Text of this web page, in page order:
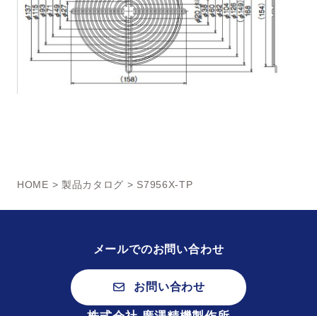
HOME > 製品カタログ > S7956X-TP
メールでのお問い合わせ
お問い合わせ